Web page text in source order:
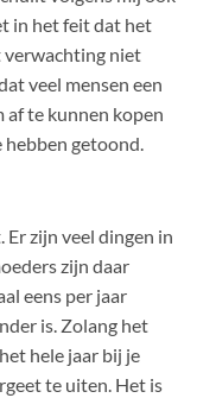
in het feit dat het
verwachting niet
veel mensen een
af te kunnen kopen
getoond.
zijn veel dingen in
zijn daar
eens per jaar
is. Zolang het
hele jaar bij je
te uiten. Het is